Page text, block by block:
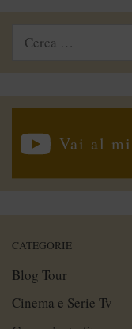
Ricerca
Vai al
CATEGORIE
Blog Tour
Cinema e Serie Tv